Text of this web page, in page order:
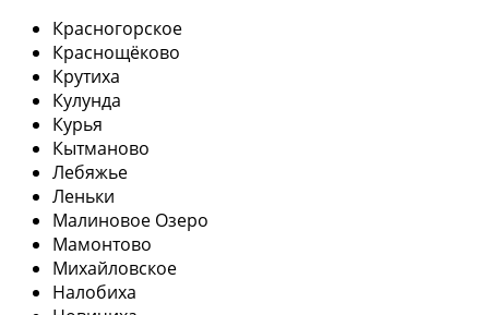
Красногорское
Краснощёково
Крутиха
Кулунда
Курья
Кытманово
Лебяжье
Леньки
Малиновое Озеро
Мамонтово
Михайловское
Налобиха